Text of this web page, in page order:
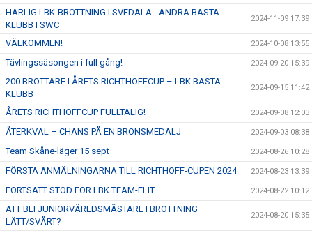
HÄRLIG LBK-BROTTNING I SVEDALA - ANDRA BÄSTA
KLUBB I SWC
2024-11-09 17:39
VÄLKOMMEN! 2024-10-08 13:55
Tävlingssäsongen i full gång! 2024-09-20 15:39
200 BROTTARE I ÅRETS RICHTHOFFCUP – LBK BÄSTA
KLUBB
2024-09-15 11:42
ÅRETS RICHTHOFFCUP FULLTALIG! 2024-09-08 12:03
ÅTERKVAL – CHANS PÅ EN BRONSMEDALJ 2024-09-03 08:38
Team Skåne-läger 15 sept 2024-08-26 10:28
FÖRSTA ANMÄLNINGARNA TILL RICHTHOFF-CUPEN 2024 2024-08-23 13:39
FORTSATT STÖD FÖR LBK TEAM-ELIT 2024-08-22 10:12
ATT BLI JUNIORVÄRLDSMÄSTARE I BROTTNING –
LÄTT/SVÅRT?
2024-08-20 15:35